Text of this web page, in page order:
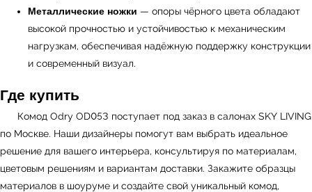
Металлические ножки — опоры чёрного цвета обладают
высокой прочностью и устойчивостью к механическим
нагрузкам, обеспечивая надёжную поддержку конструкции
и современный визуал.
Где купить
Комод Odry OD053 поступает под заказ в салонах SKY LIVING
по Москве. Наши дизайнеры помогут вам выбрать идеальное
решение для вашего интерьера, консультируя по материалам,
цветовым решениям и вариантам доставки. Закажите образцы
материалов в шоуруме и создайте свой уникальный комод,